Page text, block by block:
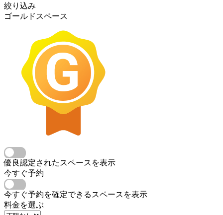
絞り込み
ゴールドスペース
優良認定されたスペースを表示
今すぐ予約
今すぐ予約を確定できるスペースを表示
料金を選ぶ